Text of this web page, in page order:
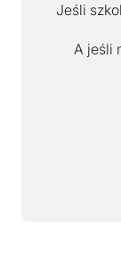
Jeśli
A jeśli